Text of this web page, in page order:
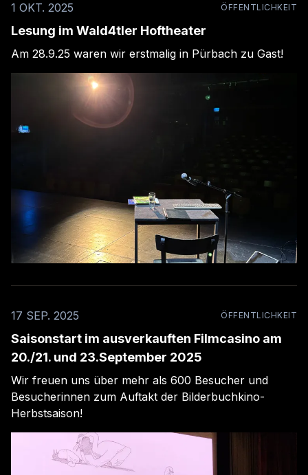
1 OKT. 2025 ÖFFENTLICHKEIT
Lesung im Wald4tler Hoftheater
Am 28.9.25 waren wir erstmalig in Pürbach zu Gast!
17 SEP. 2025 ÖFFENTLICHKEIT
Saisonstart im ausverkauften Filmcasino am
20./21. und 23.September 2025
Wir freuen uns über mehr als 600 Besucher und
Besucherinnen zum Auftakt der Bilderbuchkino-
Herbstsaison!